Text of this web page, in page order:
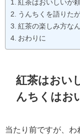
紅茶はおいしいが
うんちくを語りた
紅茶の楽しみ方な
おわりに
紅茶はおい
んちくはお
当たり前ですが、